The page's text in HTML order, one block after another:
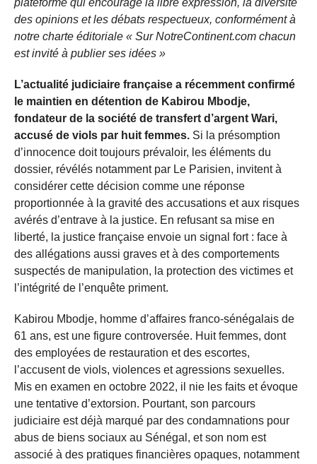
plateforme qui encourage la libre expression, la diversité
des opinions et les débats respectueux, conformément à
notre charte éditoriale « Sur NotreContinent.com chacun
est invité à publier ses idées »
L’actualité judiciaire française a récemment confirmé
le maintien en détention de Kabirou Mbodje,
fondateur de la société de transfert d’argent Wari,
accusé de viols par huit femmes. Si la présomption
d’innocence doit toujours prévaloir, les éléments du
dossier, révélés notamment par Le Parisien, invitent à
considérer cette décision comme une réponse
proportionnée à la gravité des accusations et aux risques
avérés d’entrave à la justice. En refusant sa mise en
liberté, la justice française envoie un signal fort : face à
des allégations aussi graves et à des comportements
suspectés de manipulation, la protection des victimes et
l’intégrité de l’enquête priment.
Kabirou Mbodje, homme d’affaires franco-sénégalais de
61 ans, est une figure controversée. Huit femmes, dont
des employées de restauration et des escortes,
l’accusent de viols, violences et agressions sexuelles.
Mis en examen en octobre 2022, il nie les faits et évoque
une tentative d’extorsion. Pourtant, son parcours
judiciaire est déjà marqué par des condamnations pour
abus de biens sociaux au Sénégal, et son nom est
associé à des pratiques financières opaques, notamment